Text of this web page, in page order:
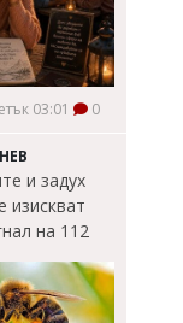
03:01 0
и задух
изискват
на 112